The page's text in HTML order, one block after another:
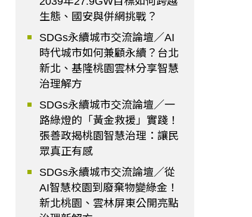
生態、國安與併網挑戰？
SDGs永續城市交流論壇／AI
時代城市如何兼顧永續？台北
新北、基隆桃園雲林分享智慧
治理解方
SDGs永續城市交流論壇／一
路綠燈的「黃金救援」實踐！
張善政揭桃園智慧治理：讓民
眾真正有感
SDGs永續城市交流論壇／從
AI智慧校園到廢棄物變綠金！
新北桃園、雲林屏東公開亮點